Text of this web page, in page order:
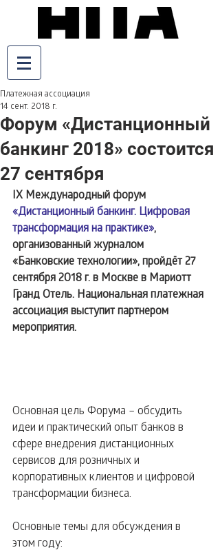
Форум «Дистанционный
банкинг 2018» состоится
27 сентября
Платежная ассоциация
14 сент. 2018 г.
IX Международный форум
«Дистанционный банкинг. Цифровая
трансформация на практике»,
организованный журналом
«Банковские технологии», пройдёт 27
сентября 2018 г. в Москве в Мариотт
Гранд Отель. Национальная платежная
ассоциация выступит партнером
мероприятия.
Основная цель Форума – обсудить
идеи и практический опыт банков в
сфере внедрения дистанционных
сервисов для розничных и
корпоративных клиентов и цифровой
трансформации бизнеса.
Основные темы для обсуждения в
этом году: